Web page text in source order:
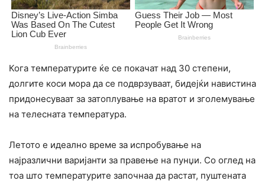
Кога температурите ќе се покачат над 30 степени,
долгите коси мора да се подврзуваат, бидејќи навистина
придонесуваат за затоплување на вратот и зголемување
на телесната температура.
Летото е идеално време за испробување на
најразлични варијанти за правење на пунџи. Со оглед на
тоа што температурите започнаа да растат, пуштената